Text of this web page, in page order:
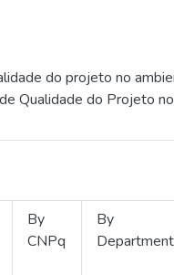
do projeto no
Qualidade do Projeto
By
CNPq
By
Department